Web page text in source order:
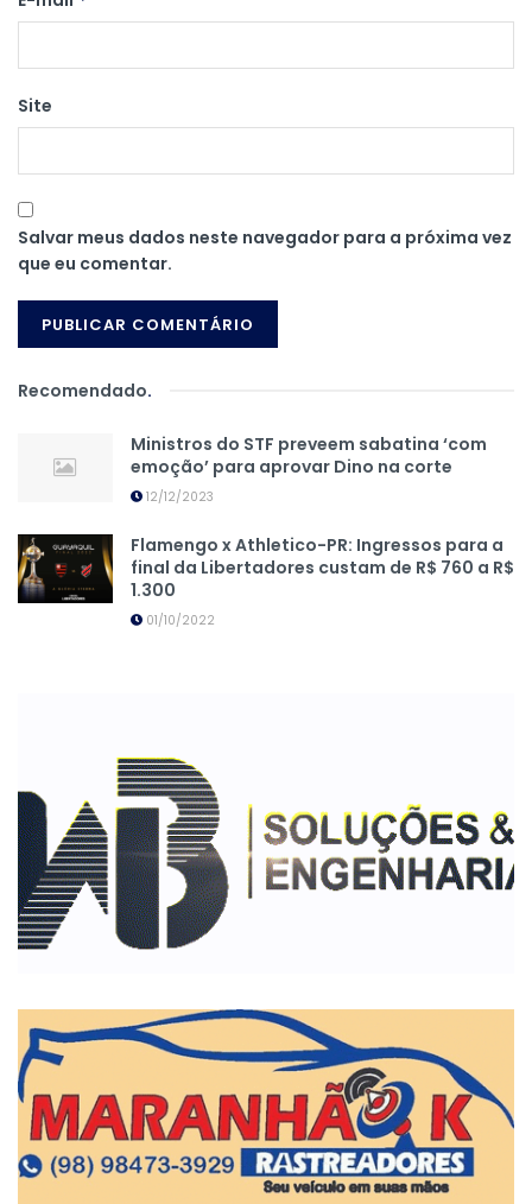
Site
Salvar meus dados neste navegador para a próxima vez
que eu comentar.
Recomendado.
Ministros do STF preveem sabatina ‘com
emoção’ para aprovar Dino na corte
12/12/2023
Flamengo x Athletico-PR: Ingressos para a
final da Libertadores custam de R$ 760 a R$
1.300
01/10/2022